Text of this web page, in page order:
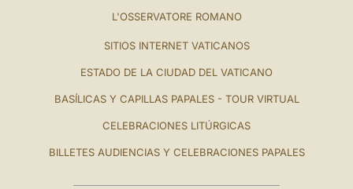
L'OSSERVATORE ROMANO
SITIOS INTERNET VATICANOS
ESTADO DE LA CIUDAD DEL VATICANO
BASÍLICAS Y CAPILLAS PAPALES - TOUR VIRTUAL
CELEBRACIONES LITÚRGICAS
BILLETES AUDIENCIAS Y CELEBRACIONES PAPALES